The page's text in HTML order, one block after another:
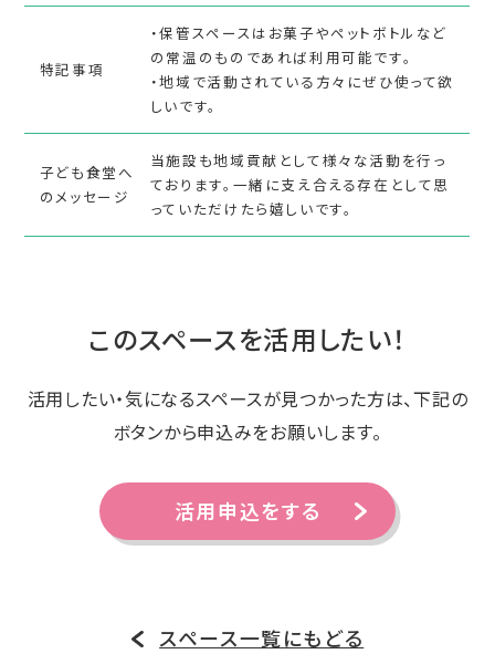
特記事項
・保管スペースはお菓子やペットボトルなど
の常温のものであれば利用可能です。
・地域で活動されている方々にぜひ使って欲
しいです。
子ども食堂へ
のメッセージ
当施設も地域貢献として様々な活動を行っ
ております。一緒に支え合える存在として思
っていただけたら嬉しいです。
このスペースを活用したい！
活用したい・気になるスペースが見つかった方は、下記の
ボタンから申込みをお願いします。
活用申込をする
スペース一覧にもどる